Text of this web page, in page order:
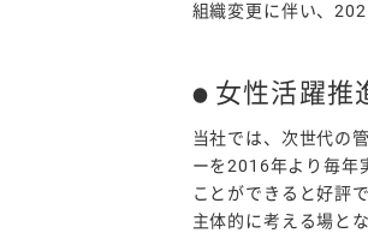
組織変更に伴い、
女性活躍推
当社では、次世代の
ーを2016年より毎年
ことができると好評
主体的に考える場と